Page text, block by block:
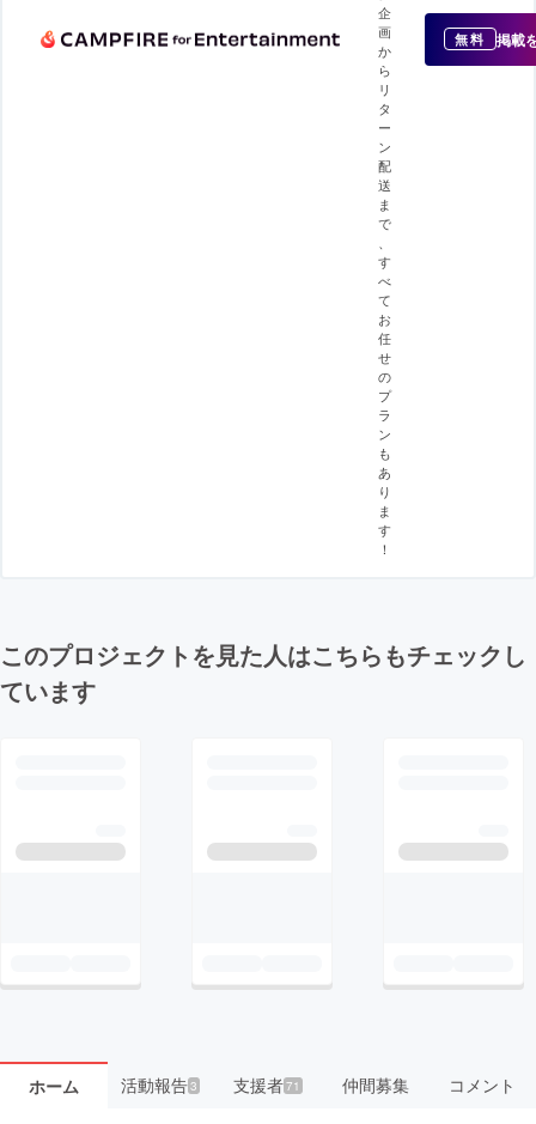
企
画
か
ら
リ
タ
ー
ン
配
送
ま
で
す
べ
て
お
任
せ
の
プ
ラ
ン
も
あ
り
ま
す
！
無料 掲載
このプロジェクトを見た人はこちらもチェックし
ています
ホーム 活動報告3 支援者71 仲間募集 コメント